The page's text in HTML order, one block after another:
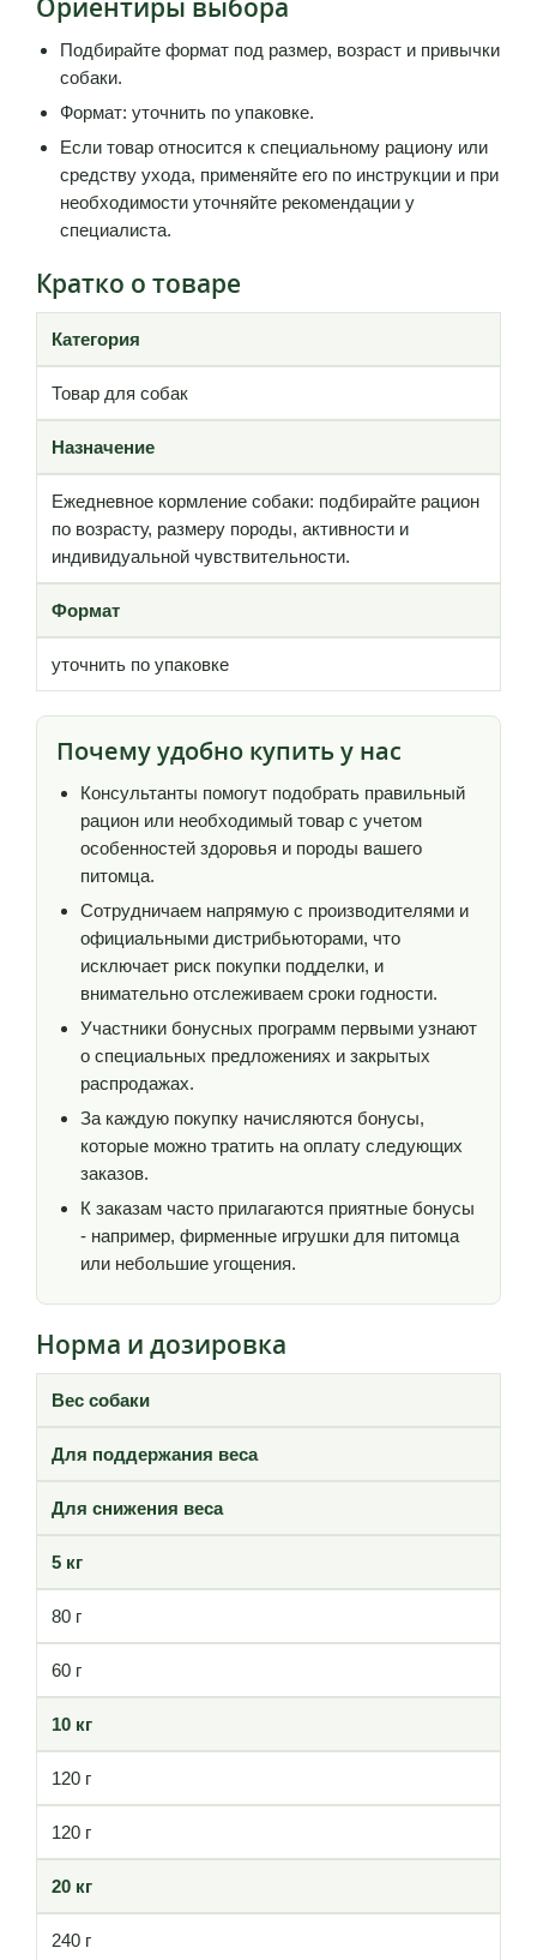
Подбирайте формат под размер, возраст и привычки
собаки.
Формат: уточнить по упаковке.
Если товар относится к специальному рациону или
средству ухода, применяйте его по инструкции и при
необходимости уточняйте рекомендации у
специалиста.
Кратко о товаре
Категория
Товар для собак
Назначение
Ежедневное кормление собаки: подбирайте рацион
по возрасту, размеру породы, активности и
индивидуальной чувствительности.
Формат
уточнить по упаковке
Почему удобно купить у нас
Консультанты помогут подобрать правильный
рацион или необходимый товар с учетом
особенностей здоровья и породы вашего
питомца.
Сотрудничаем напрямую с производителями и
официальными дистрибьюторами, что
исключает риск покупки подделки, и
внимательно отслеживаем сроки годности.
Участники бонусных программ первыми узнают
о специальных предложениях и закрытых
распродажах.
За каждую покупку начисляются бонусы,
которые можно тратить на оплату следующих
заказов.
К заказам часто прилагаются приятные бонусы
- например, фирменные игрушки для питомца
или небольшие угощения.
Норма и дозировка
Вес собаки
Для поддержания веса
Для снижения веса
5 кг
80 г
60 г
10 кг
120 г
120 г
20 кг
240 г